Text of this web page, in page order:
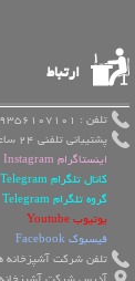
ارتباط
تلفن : 09356107101 تورج امین فر
پشتیبانی تلفنی 24 ساعته در 7 روز هفته
اینستاگرام Instagram
کانال تلگرام Telegram
گروه تلگرام Telegram
یوتیوب Youtube
فیسبوک Facebook
تلفن شرکت آشپزخانه ها :